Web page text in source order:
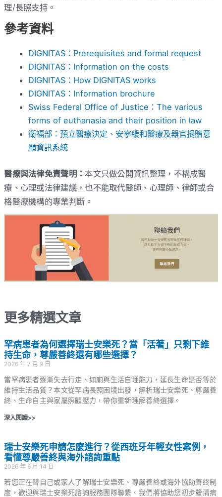
理/長照支持。
參考資料
DIGNITAS：Prerequisites and formal request
DIGNITAS：Information on the costs
DIGNITAS：How DIGNITAS works
DIGNITAS：Information brochure
Swiss Federal Office of Justice：The various
forms of euthanasia and their position in law
衛福部：預立醫療決定、安寧緩和醫療及器官捐贈意
願資訊系統
醫療與法律免責聲明：本文只做公開資訊整理，不構成醫
療、心理或法律建議，也不能取代醫師、心理師、律師或合
格醫療機構的專業判斷。
更多精選文章
罕病患者為何選擇瑞士安樂死？當「活著」只剩下維
持生命，尊嚴善終還有哪些選擇？
2026 年 7 月 9 日
當罕病患者逐漸失去行走、如廁與生活自理能力，延長生命是否等於
維持生活品質？本文從罕病長照困境出發，解析瑞士安樂死、尊嚴善
終、生命自主與家屬照顧壓力，帶你重新理解善終選擇。
深入閱讀>>
瑞士安樂死申請怎麼進行？從西班牙年輕女性案例，
看懂尊嚴善終與海外諮詢重點
2026 年 6 月 14 日
若您正在替自己或家人了解瑞士安樂死、尊嚴善終或海外協助善終制
度，歡迎與瑞士安樂死諮詢服務團隊聯繫。我們將協助您初步釐清病